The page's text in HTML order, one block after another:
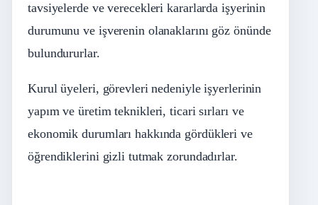
tavsiyelerde ve verecekleri kararlarda işyerinin
durumunu ve işverenin olanaklarını göz önünde
bulundururlar.
Kurul üyeleri, görevleri nedeniyle işyerlerinin
yapım ve üretim teknikleri, ticari sırları ve
ekonomik durumları hakkında gördükleri ve
öğrendiklerini gizli tutmak zorundadırlar.